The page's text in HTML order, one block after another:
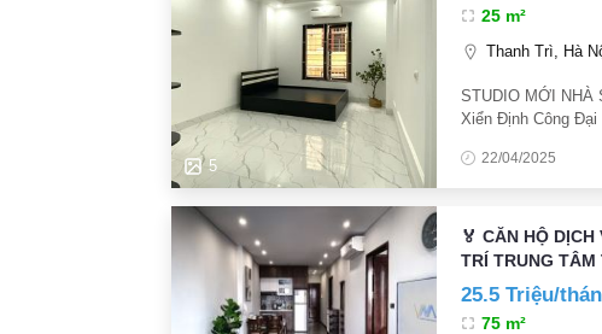
5
25 m²
Thanh Trì, Hà
STUDIO MỚI NHÀ
Xiển Định Công Đại
22/04/2025
🏅 CĂN HỘ
TRÍ TRUNG TÂM
25.5 Triệu/
75 m²